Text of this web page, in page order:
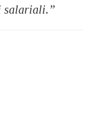
salariali.”